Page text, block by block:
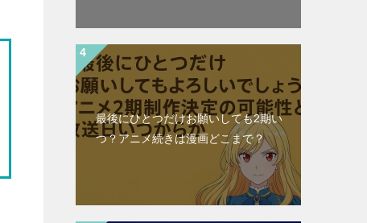
最後にひとつだけお願いしても2期い
つ？アニメ続きは漫画どこまで？